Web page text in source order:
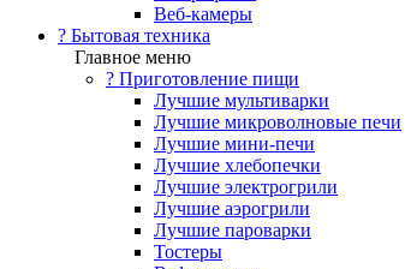
Веб-камеры
? Бытовая техника
Главное меню
? Приготовление пищи
Лучшие мультиварки
Лучшие микроволновые печи
Лучшие мини-печи
Лучшие хлебопечки
Лучшие электрогрили
Лучшие аэрогрили
Лучшие пароварки
Тостеры